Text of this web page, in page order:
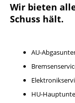
Wir bieten
Schuss hält.
AU-
HU-